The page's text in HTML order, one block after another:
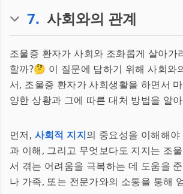
7. 사회와의 관계
조울증 환자가 사회와 조화롭게 살아가
할까?🤔 이 질문에 답하기 위해 사회와
서, 조울증 환자가 사회생활을 하면서
양한 상황과 그에 따른 대처 방법을 알
먼저, 사회적 지지의 중요성을 이해해
과 이해, 그리고 무엇보다도 지지는 조
서 겪는 어려움을 극복하는 데 도움을
나 가족, 또는 전문가와의 소통을 통해